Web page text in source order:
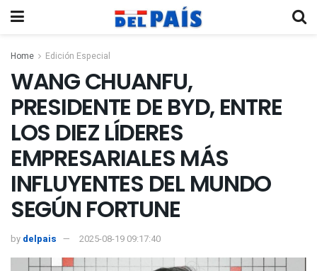
Home Edición Especial
WANG CHUANFU,
PRESIDENTE DE BYD, ENTRE
LOS DIEZ LÍDERES
EMPRESARIALES MÁS
INFLUYENTES DEL MUNDO
SEGÚN FORTUNE
by delpais 2025-08-19 09:17:40